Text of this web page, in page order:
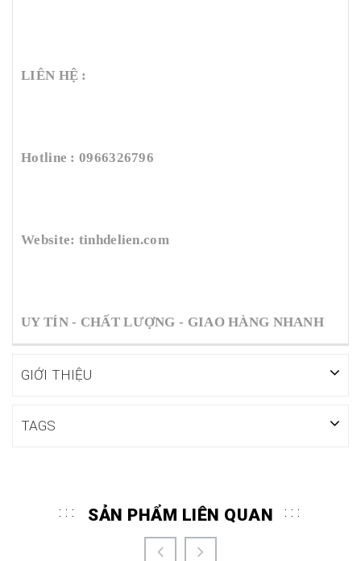
LIÊN HỆ :
Hotline : 0966326796
Website: tinhdelien.com
UY TÍN - CHẤT LƯỢNG - GIAO HÀNG NHANH
GIỚI THIỆU
TAGS
SẢN PHẨM LIÊN QUAN